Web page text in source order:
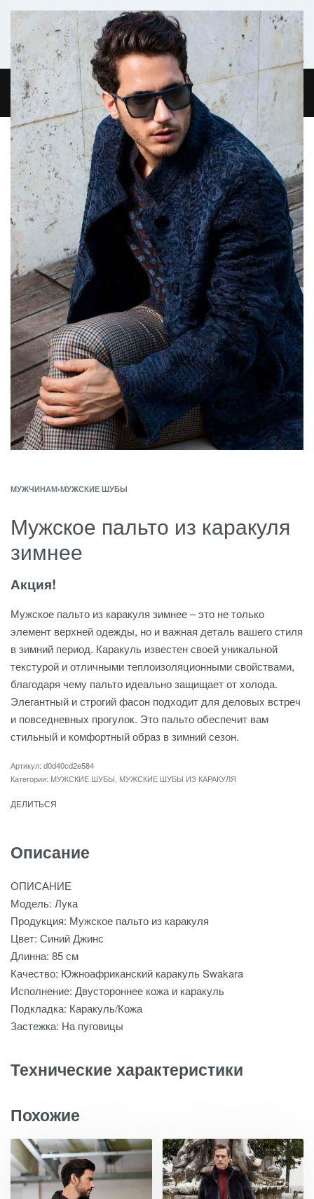
Комфортабельный микроавтобус
ГЛАВНАЯЖУРНАЛО НАС КОНТАКТЫ
МУЖЧИНАМ›МУЖСКИЕ ШУБЫ
Мужское пальто из каракуля
зимнее
Акция!
Мужское пальто из каракуля зимнее – это не только
элемент верхней одежды, но и важная деталь вашего стиля
в зимний период. Каракуль известен своей уникальной
текстурой и отличными теплоизоляционными свойствами,
благодаря чему пальто идеально защищает от холода.
Элегантный и строгий фасон подходит для деловых встреч
и повседневных прогулок. Это пальто обеспечит вам
стильный и комфортный образ в зимний сезон.
d0d40cd2e584
Категории: МУЖСКИЕ ШУБЫ МУЖСКИЕ ШУБЫ ИЗ КАРАКУЛЯ
ДЕЛИТЬСЯ
Описание
ОПИСАНИЕ
Модель: Лука
Продукция: Мужское пальто из каракуля
Цвет: Синий Джинс
Длинна: 85 см
Качество: Южноафриканский каракуль Swakara
Исполнение: Двустороннее кожа и каракуль
Подкладка: Каракуль/Кожа
Застежка: На пуговицы
Технические характеристики
Похожие